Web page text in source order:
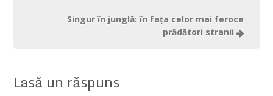
Singur în junglă: în faţa celor mai feroce
prădători stranii
Lasă un răspuns